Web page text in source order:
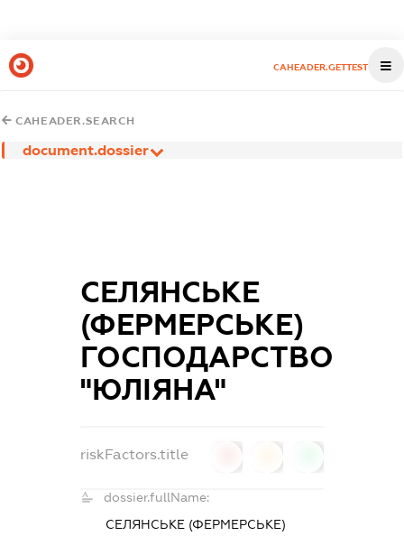
CAHEADER.GETTEST
CAHEADER.SEARCH
document.dossier
СЕЛЯНСЬКЕ
(ФЕРМЕРСЬКЕ)
ГОСПОДАРСТВО
"ЮЛІЯНА"
riskFactors.title
dossier.fullName:
СЕЛЯНСЬКЕ (ФЕРМЕРСЬКЕ)